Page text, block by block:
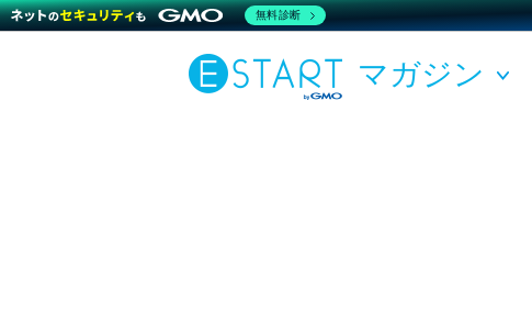
マガジン
無料診断